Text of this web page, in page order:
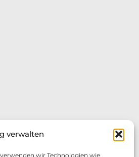
verwalten
wir Technologien wie